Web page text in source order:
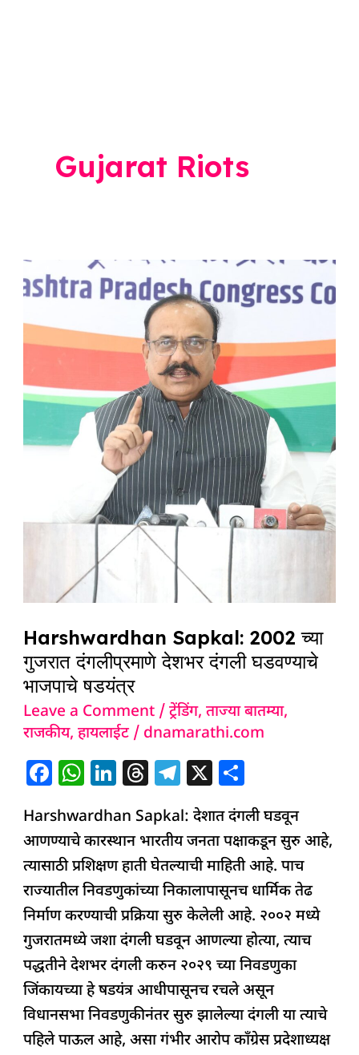
Gujarat Riots
Harshwardhan Sapkal: 2002 च्या
गुजरात दंगलीप्रमाणे देशभर दंगली घडवण्याचे
भाजपाचे षडयंत्र
Leave a Comment /ट्रेंडिंग,ताज्या बातम्या,
राजकीय,हायलाईट/ dnamarathi.com
F
c
e
b
o
o
k
W
at
s
A
p
p
Li
k
e
dI
n
T
re
a
d
s
T
el
e
g
ra
m
X
h
ar
e
Harshwardhan Sapkal: देशात दंगली घडवून
आणण्याचे कारस्थान भारतीय जनता पक्षाकडून सुरु आहे,
त्यासाठी प्रशिक्षण हाती घेतल्याची माहिती आहे. पाच
राज्यातील निवडणुकांच्या निकालापासूनच धार्मिक तेढ
निर्माण करण्याची प्रक्रिया सुरु केलेली आहे. २००२ मध्ये
गुजरातमध्ये जशा दंगली घडवून आणल्या होत्या, त्याच
पद्धतीने देशभर दंगली करुन २०२९ च्या निवडणुका
जिंकायच्या हे षडयंत्र आधीपासूनच रचले असून
विधानसभा निवडणुकीनंतर सुरु झालेल्या दंगली या त्याचे
पहिले पाऊल आहे, असा गंभीर आरोप काँग्रेस प्रदेशाध्यक्ष
Harshwardhan
Sapkal:
2002
च्या
दंगलीप्रमाणे
दंगली
षडयंत्र